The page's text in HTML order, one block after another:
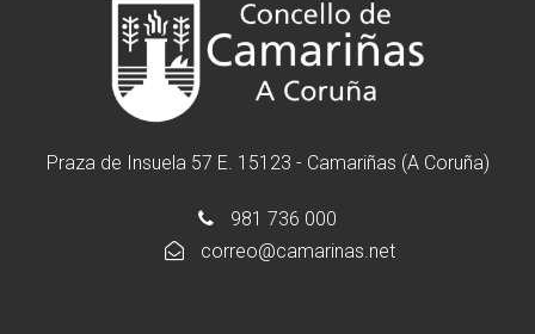
Praza de Insuela 57 E. 15123 - Camariñas (A Coruña)
981 736 000
correo@camarinas.net